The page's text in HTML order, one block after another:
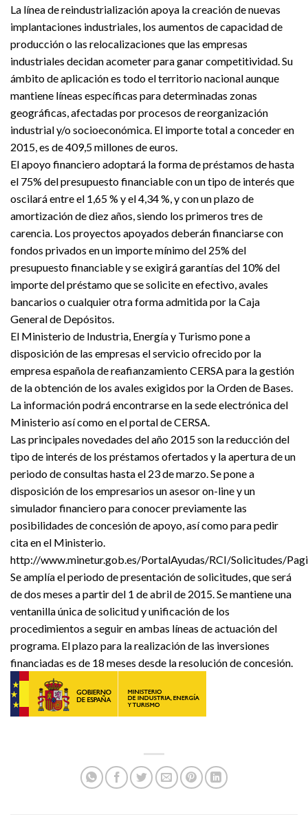
La línea de reindustrialización apoya la creación de nuevas
implantaciones industriales, los aumentos de capacidad de
producción o las relocalizaciones que las empresas
industriales decidan acometer para ganar competitividad. Su
ámbito de aplicación es todo el territorio nacional aunque
mantiene líneas específicas para determinadas zonas
geográficas, afectadas por procesos de reorganización
industrial y/o socioeconómica. El importe total a conceder en
2015, es de 409,5 millones de euros.
El apoyo financiero adoptará la forma de préstamos de hasta
el 75% del presupuesto financiable con un tipo de interés que
oscilará entre el 1,65 % y el 4,34 %, y con un plazo de
amortización de diez años, siendo los primeros tres de
carencia. Los proyectos apoyados deberán financiarse con
fondos privados en un importe mínimo del 25% del
presupuesto financiable y se exigirá garantías del 10% del
importe del préstamo que se solicite en efectivo, avales
bancarios o cualquier otra forma admitida por la Caja
General de Depósitos.
El Ministerio de Industria, Energía y Turismo pone a
disposición de las empresas el servicio ofrecido por la
empresa española de reafianzamiento CERSA para la gestión
de la obtención de los avales exigidos por la Orden de Bases.
La información podrá encontrarse en la sede electrónica del
Ministerio así como en el portal de CERSA.
Las principales novedades del año 2015 son la reducción del
tipo de interés de los préstamos ofertados y la apertura de un
periodo de consultas hasta el 23 de marzo. Se pone a
disposición de los empresarios un asesor on-line y un
simulador financiero para conocer previamente las
posibilidades de concesión de apoyo, así como para pedir
cita en el Ministerio.
http://www.minetur.gob.es/PortalAyudas/RCI/Solicitudes/
Se amplía el periodo de presentación de solicitudes, que será
de dos meses a partir del 1 de abril de 2015. Se mantiene una
ventanilla única de solicitud y unificación de los
procedimientos a seguir en ambas líneas de actuación del
programa. El plazo para la realización de las inversiones
financiadas es de 18 meses desde la resolución de concesión.